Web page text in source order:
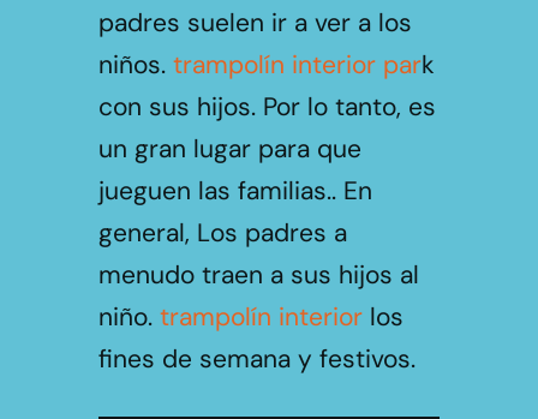
padres suelen ir a ver a los
niños.trampolín interior park
con sus hijos. Por lo tanto, es
un gran lugar para que
jueguen las familias.. En
general, Los padres a
menudo traen a sus hijos al
niño.trampolín interior los
fines de semana y festivos.